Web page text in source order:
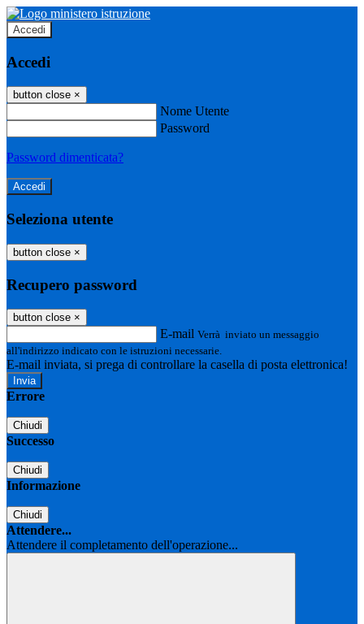
Accedi
Accedi
button close ×
Nome Utente
Password
Password dimenticata?
Seleziona utente
button close ×
Recupero password
button close ×
E-mail Verrà inviato un messaggio
all'indirizzo indicato con le istruzioni necessarie.
E-mail inviata, si prega di controllare la casella di posta elettronica!
Errore
Chiudi
Successo
Chiudi
Informazione
Chiudi
Attendere...
Attendere il completamento dell'operazione...